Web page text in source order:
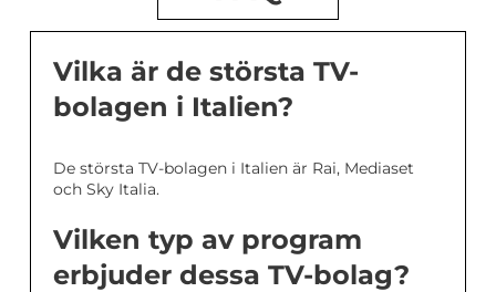
Vilka är de största TV-
bolagen i Italien?
De största TV-bolagen i Italien är Rai, Mediaset
och Sky Italia.
Vilken typ av program
erbjuder dessa TV-bolag?